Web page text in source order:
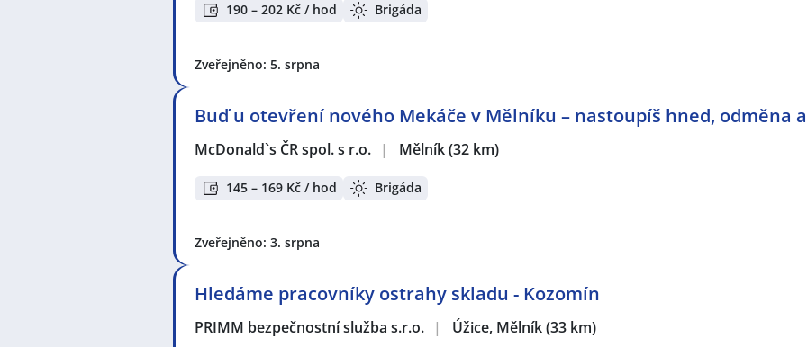
190 – 202 Kč / hod Brigáda
Zveřejněno: 5. srpna
Buď u otevření nového Mekáče v Mělníku – nastoupíš hned, odměna
McDonald`s ČR spol. s r.o. | Mělník(32 km)
145 – 169 Kč / hod Brigáda
Zveřejněno: 3. srpna
Hledáme pracovníky ostrahy skladu - Kozomín
PRIMM bezpečnostní služba s.r.o. | Úžice, Mělník(33 km)